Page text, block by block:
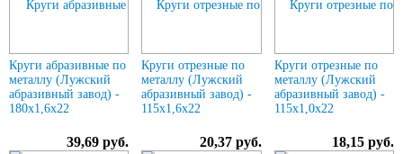
Круги абразивные по
металлу (Лужский
абразивный завод) -
180х1,6х22
39,69 руб.
Круги отрезные по
металлу (Лужский
абразивный завод) -
115х1,6х22
20,37 руб.
Круги отрезные по
металлу (Лужский
абразивный завод) -
115х1,0х22
18,15 руб.